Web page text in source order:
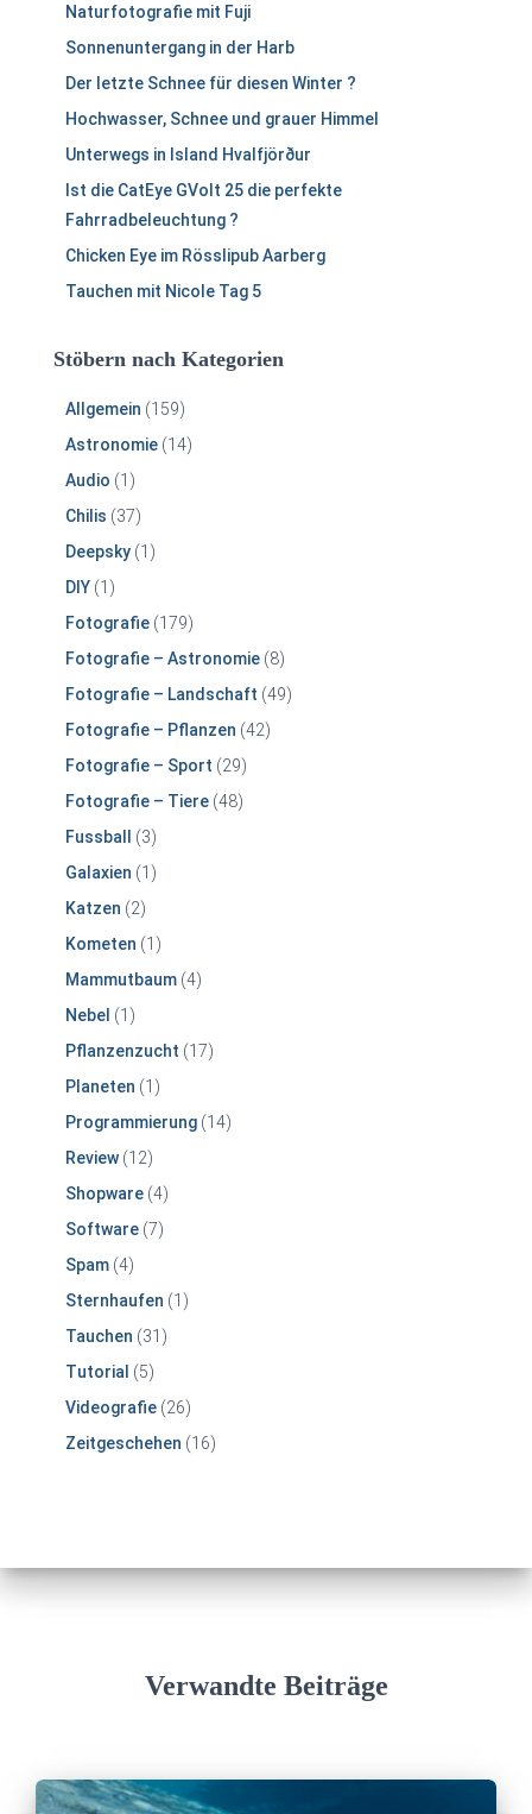
Naturfotografie mit Fuji
Sonnenuntergang in der Harb
Der letzte Schnee für diesen Winter ?
Hochwasser, Schnee und grauer Himmel
Unterwegs in Island Hvalfjörður
Ist die CatEye GVolt 25 die perfekte
Fahrradbeleuchtung ?
Chicken Eye im Rösslipub Aarberg
Tauchen mit Nicole Tag 5
Stöbern nach Kategorien
Allgemein (159)
Astronomie (14)
Audio (1)
Chilis (37)
Deepsky (1)
DIY (1)
Fotografie (179)
Fotografie – Astronomie (8)
Fotografie – Landschaft (49)
Fotografie – Pflanzen (42)
Fotografie – Sport (29)
Fotografie – Tiere (48)
Fussball
(3)
Galaxien (1)
Katzen (2)
Kometen (1)
Mammutbaum (4)
Nebel (1)
Pflanzenzucht (17)
Planeten (1)
Programmierung (14)
Review (12)
Shopware (4)
Software (7)
Spam (4)
Sternhaufen (1)
Tauchen (31)
Tutorial (5)
Videografie (26)
Zeitgeschehen (16)
Verwandte Beiträge